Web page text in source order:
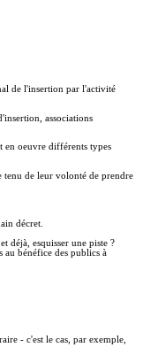
de l'insertion par l'activité
associations
en oeuvre différents types
tenu de leur volonté de prendre
décret.
déjà, esquisser une piste ?
au bénéfice des publics à
- c'est le cas, par exemple,